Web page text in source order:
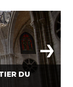
DU